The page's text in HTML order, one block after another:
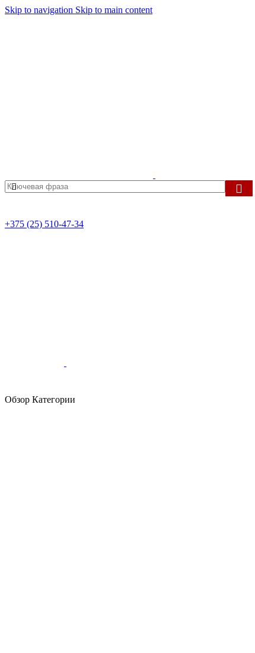
Skip to navigation Skip to main content
+375 (25) 510-47-34
Обзор Категории